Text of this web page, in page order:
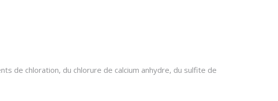
de chloration, du chlorure de calcium anhydre, du sulfite de